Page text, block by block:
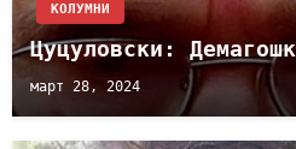
KОЛУМНИ
Цуцуловски:
март 28, 2024